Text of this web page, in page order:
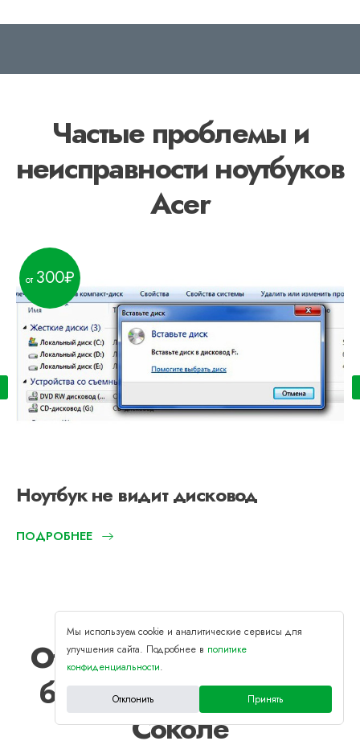
Частые проблемы и
неисправности ноутбуков
Acer
Ноутбук не видит дисковод
300
ПОДРОБНЕЕ
Отремонтируем любые
бренды ноутбуков на
Соколе
Мы используем cookie и аналитические сервисы для
улучшения сайта. Подробнее в политике
конфиденциальности.
Отклонить Принять